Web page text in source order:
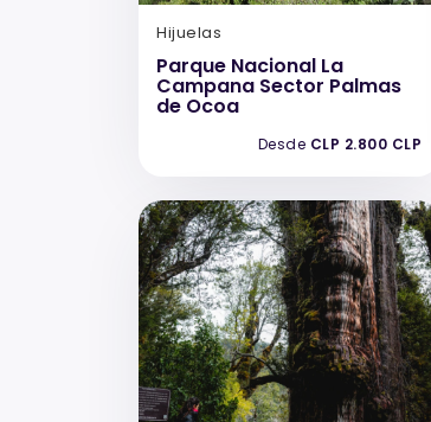
Hijuelas
Parque Nacional La
Campana Sector Palmas
de Ocoa
Desde CLP 2.800 CLP